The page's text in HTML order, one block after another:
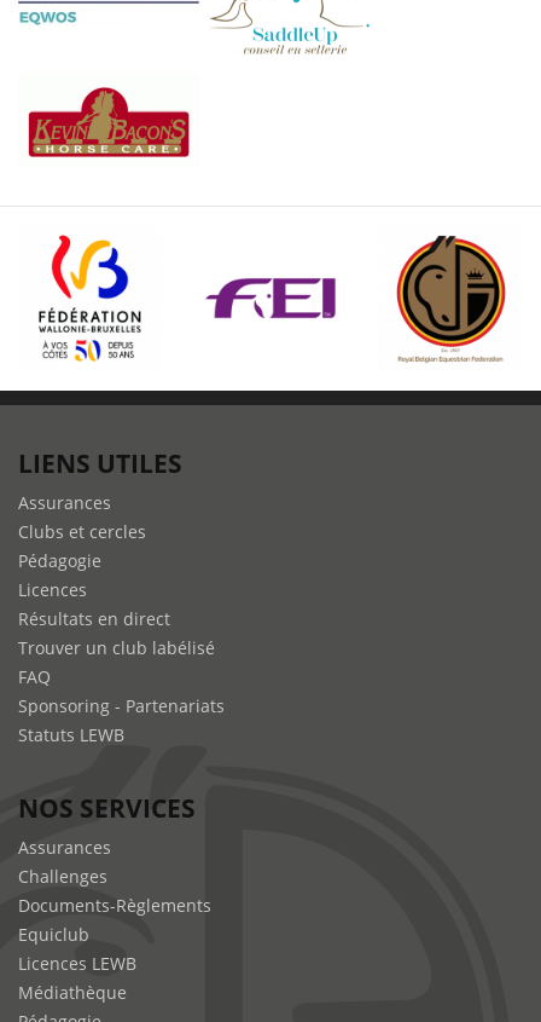
LIENS UTILES
Assurances
Clubs et cercles
Pédagogie
Licences
Résultats en direct
Trouver un club labélisé
FAQ
Sponsoring - Partenariats
Statuts LEWB
NOS SERVICES
Assurances
Challenges
Documents-Règlements
Equiclub
Licences LEWB
Médiathèque